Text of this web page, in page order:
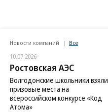
Новости компаний Все
10.07.2026
Ростовская АЭС
Волгодонские школьники взяли
призовые места на
всероссийском конкурсе «Код
Атома»